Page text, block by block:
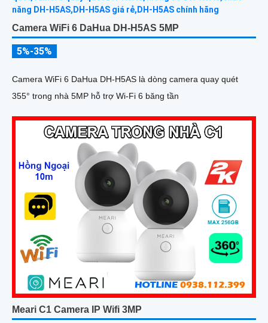
Camera WiFi 6 DaHua DH-H5AS 5MP
5%-35%
Camera WiFi 6 DaHua DH-H5AS là dòng camera quay quét
355° trong nhà 5MP hỗ trợ Wi-Fi 6 băng tần
Meari C1 Camera IP Wifi 3MP